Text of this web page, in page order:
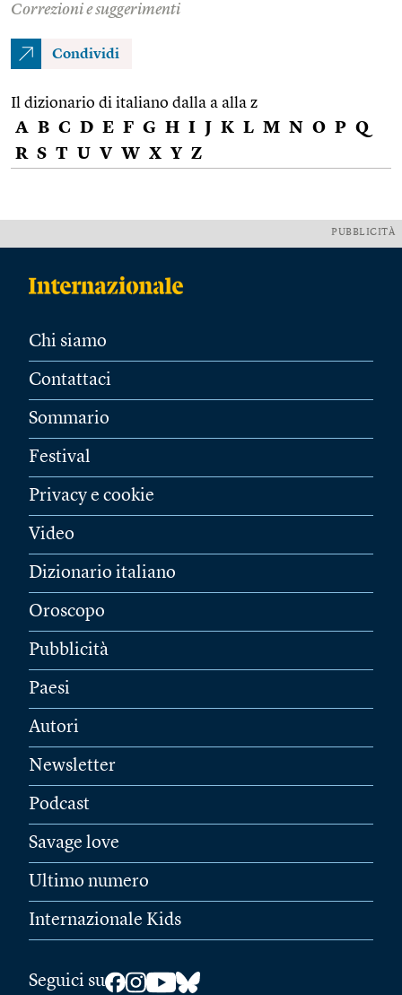
Correzioni e suggerimenti
Condividi
Il dizionario di italiano dalla a alla z
A B C D E F G H I J K L M N O P Q
R S T U V W X Y Z
PUBBLICITÀ
Chi siamo
Contattaci
Sommario
Festival
Privacy e cookie
Video
Dizionario italiano
Oroscopo
Pubblicità
Paesi
Autori
Newsletter
Podcast
Savage love
Ultimo numero
Internazionale Kids
Seguici su